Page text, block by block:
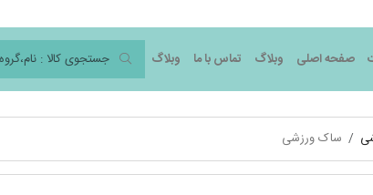
صفحه اصلی وبلاگ تماس با ما وبلاگ
ساک ورزشی